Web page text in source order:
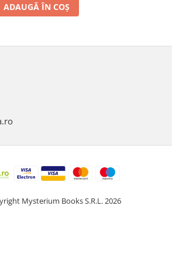
ADAUGĂ ÎN COȘ
Mysterium Books S.R.L. 2026